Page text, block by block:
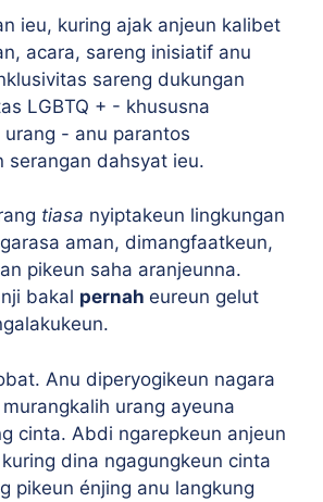
ieu, kuring ajak anjeun kalibet
acara, sareng inisiatif anu
sareng dukungan
LGBTQ + - khususna
- anu parantos
serangan dahsyat ieu.
tiasa nyiptakeun lingkungan
aman, dimangfaatkeun,
pikeun saha aranjeunna.
bakal pernah eureun gelut
Anu diperyogikeun nagara
urang ayeuna
cinta. Abdi ngarepkeun anjeun
dina ngagungkeun cinta
pikeun énjing anu langkung